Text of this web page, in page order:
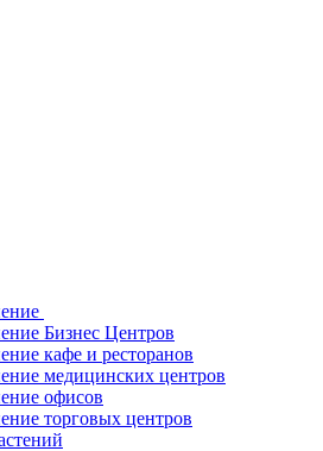
Бизнес Центров
кафе и ресторанов
медицинских центров
офисов
торговых центров